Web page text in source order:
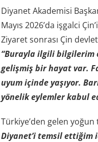
Diyanet Akademisi
Mayıs 2026’da işgalci
Ziyaret sonrası Çin
“Burayla ilgili bilgilerim
gelişmiş bir hayat var.
uyum içinde yaşıyor.
yönelik eylemler kabul
Türkiye’den gelen
Diyanet’i temsil ettiğim